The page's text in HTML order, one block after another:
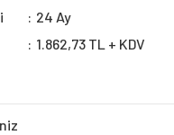
24 Ay
1.862,73 TL + KDV